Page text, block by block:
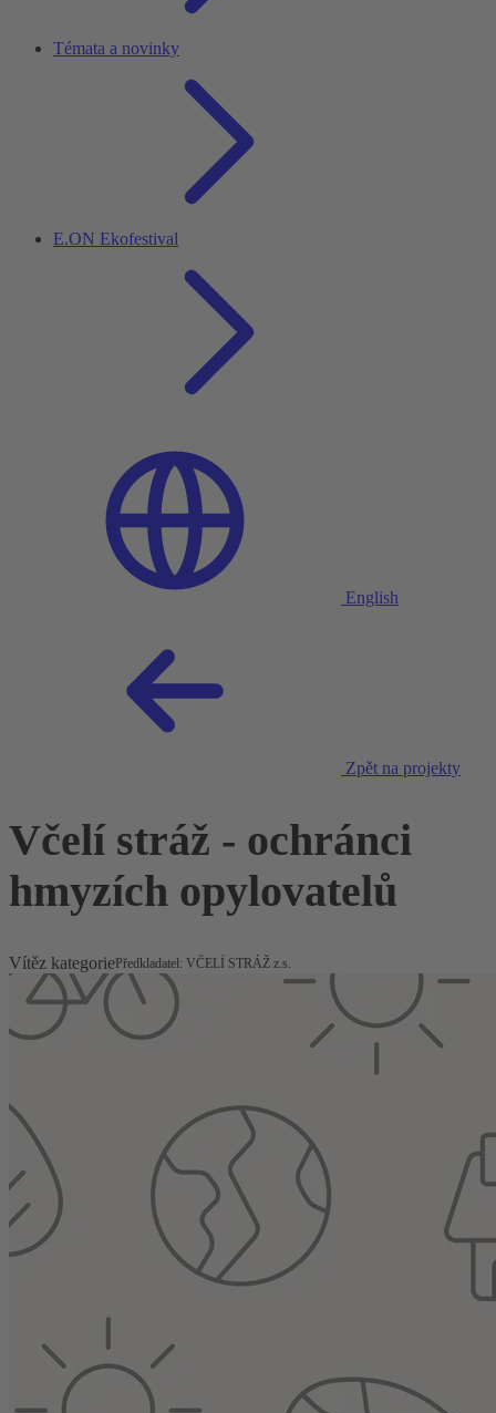
Témata a novinky
E.ON Ekofestival
English
Zpět na projekty
Včelí stráž - ochránci
hmyzích opylovatelů
Vítěz kategoriePředkladatel: VČELÍ STRÁŽ z.s.